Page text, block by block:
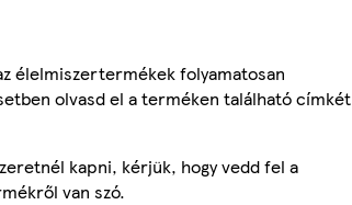
élelmiszertermékek folyamatosan
olvasd el a terméken található címkét
kapni, kérjük, hogy vedd fel a
van szó.